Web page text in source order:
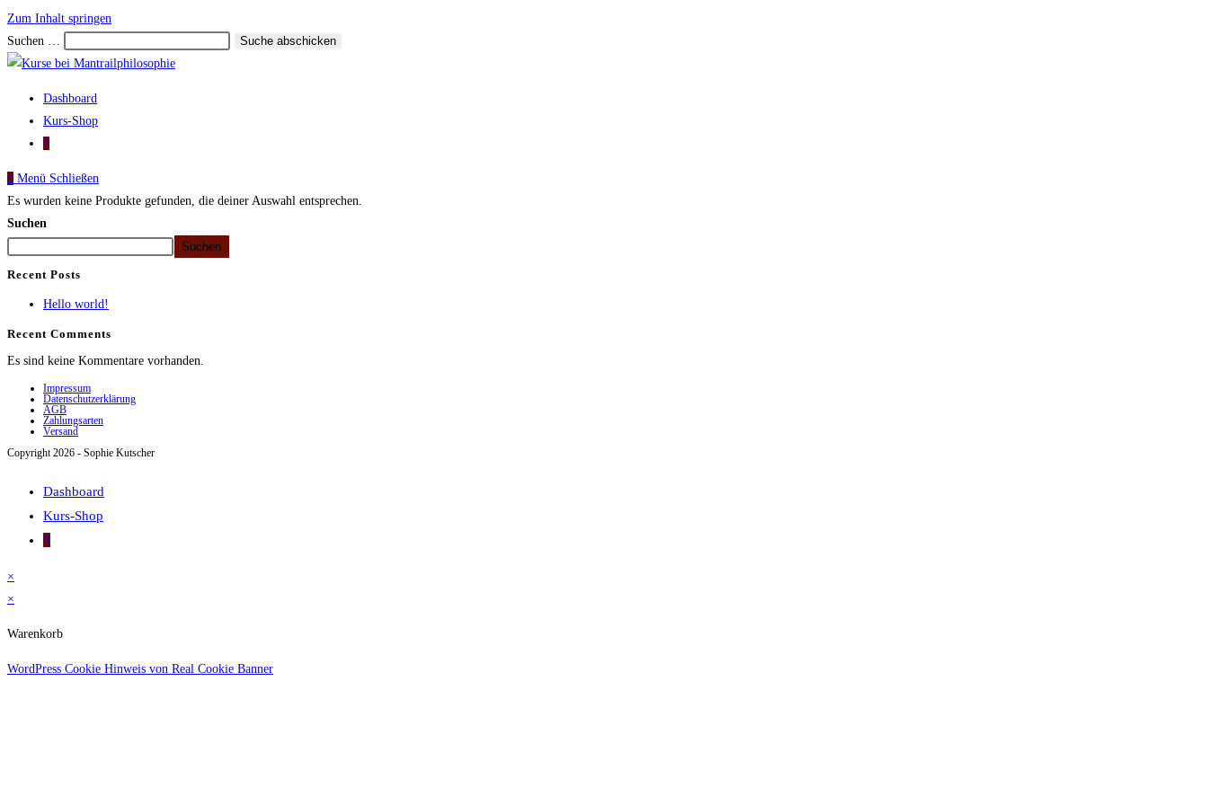
Zum Inhalt springen
Suchen …
Suche abschicken
Dashboard
Kurs-Shop
0
0 Menü Schließen
Es wurden keine Produkte gefunden, die deiner Auswahl entsprechen.
Suchen
Suchen
Recent Posts
Hello world!
Recent Comments
Es sind keine Kommentare vorhanden.
Impressum
Datenschutzerklärung
AGB
Zahlungsarten
Versand
Copyright 2026 - Sophie Kutscher
Dashboard
Kurs-Shop
0
×
×
Warenkorb
WordPress Cookie Hinweis von Real Cookie Banner